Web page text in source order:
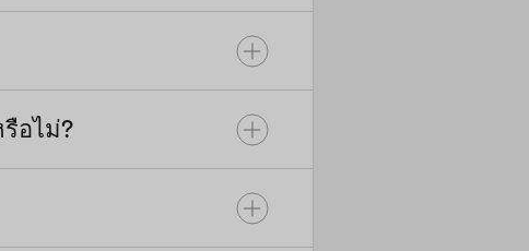
งตามค่า
อให้ได้
ด์ที่
กำลังคงที่
สียบปลั๊ก
มต่อกับอิน
นึ่งเครื่อง
อไม่?
สามารถ